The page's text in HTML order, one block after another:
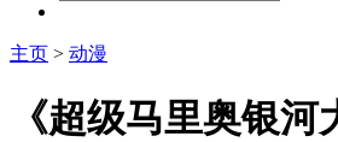
主页 > 动漫
《超级马里奥银河